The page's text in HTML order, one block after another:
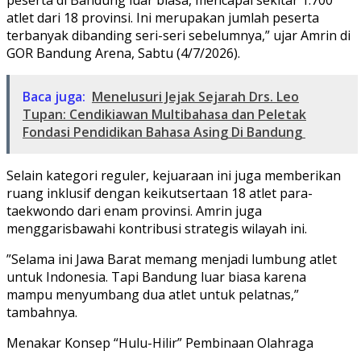
atlet dari 18 provinsi. Ini merupakan jumlah peserta
terbanyak dibanding seri-seri sebelumnya,” ujar Amrin di
GOR Bandung Arena, Sabtu (4/7/2026).
Baca juga: Menelusuri Jejak Sejarah Drs. Leo
Tupan: Cendikiawan Multibahasa dan Peletak
Fondasi Pendidikan Bahasa Asing Di Bandung
Selain kategori reguler, kejuaraan ini juga memberikan
ruang inklusif dengan keikutsertaan 18 atlet para-
taekwondo dari enam provinsi. Amrin juga
menggarisbawahi kontribusi strategis wilayah ini.
​”Selama ini Jawa Barat memang menjadi lumbung atlet
untuk Indonesia. Tapi Bandung luar biasa karena
mampu menyumbang dua atlet untuk pelatnas,”
tambahnya.
​Menakar Konsep “Hulu-Hilir” Pembinaan Olahraga